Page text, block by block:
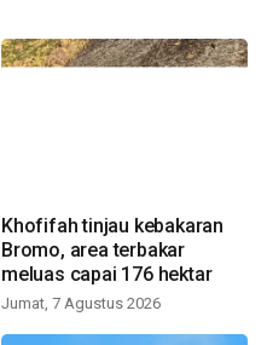
Khofifah tinjau kebakaran
Bromo, area terbakar
meluas capai 176 hektar
Jumat, 7 Agustus 2026